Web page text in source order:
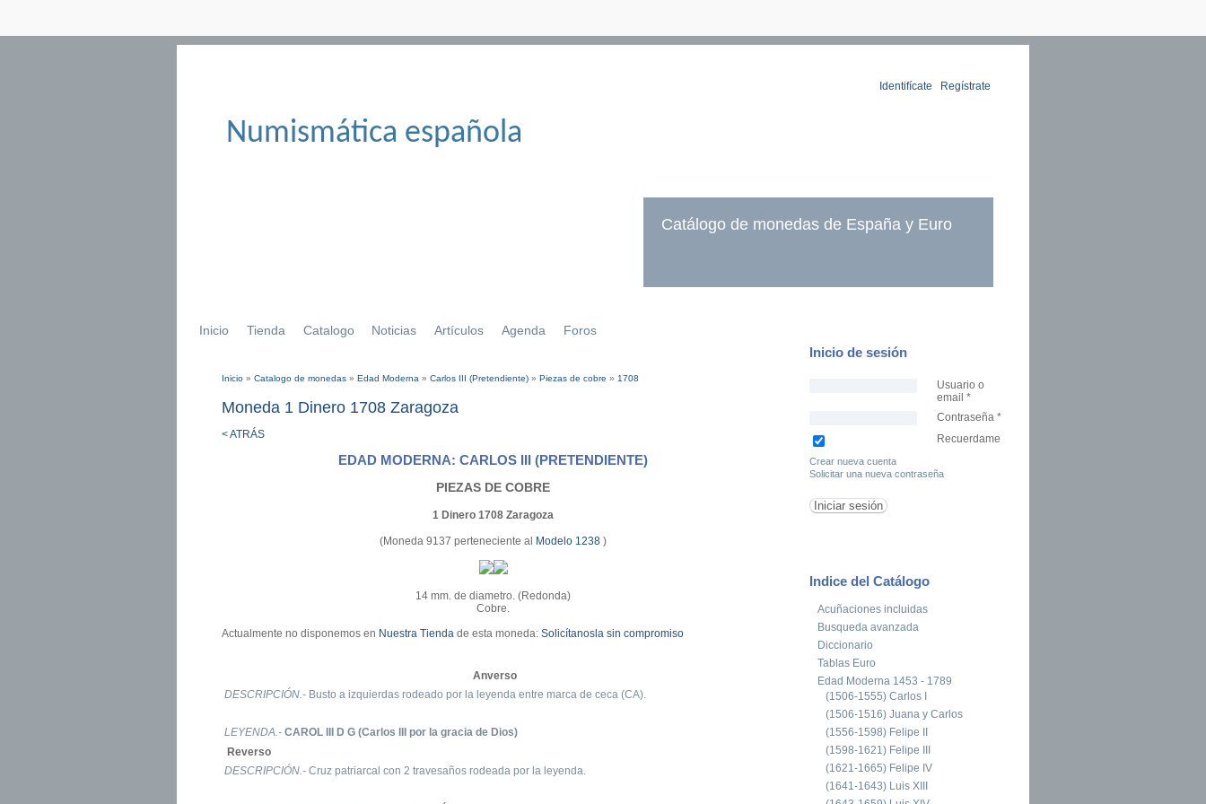
Numismática española
Identifícate Regístrate
Catálogo de monedas de España y Euro
Inicio Tienda Catalogo Noticias Artículos Agenda Foros
Inicio » Catalogo de monedas » Edad Moderna » Carlos III (Pretendiente) » Piezas de cobre » 1708
Moneda 1 Dinero 1708 Zaragoza
< ATRÁS
EDAD MODERNA: CARLOS III (PRETENDIENTE)
PIEZAS DE COBRE
1 Dinero 1708 Zaragoza
(Moneda 9137 perteneciente al Modelo 1238 )
14 mm. de diametro. (Redonda)
Cobre.
Actualmente no disponemos en Nuestra Tienda de esta moneda: Solicítanosla sin compromiso
Anverso
DESCRIPCIÓN.- Busto a izquierdas rodeado por la leyenda entre marca de ceca (CA).
LEYENDA.- CAROL III D G (Carlos III por la gracia de Dios)
Reverso
DESCRIPCIÓN.- Cruz patriarcal con 2 travesaños rodeada por la leyenda.
Inicio de sesión
Usuario o
email *
Contraseña *
Recuerdame
Crear nueva cuenta
Solicitar una nueva contraseña
Indice del Catálogo
Acuñaciones incluidas
Busqueda avanzada
Diccionario
Tablas Euro
Edad Moderna 1453 - 1789
(1506-1555) Carlos I
(1506-1516) Juana y Carlos
(1556-1598) Felipe II
(1598-1621) Felipe III
(1621-1665) Felipe IV
(1641-1643) Luis XIII